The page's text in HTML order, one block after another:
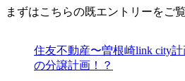
まずはこちらの既エントリーをご
住友不動産〜曽根崎link city
の分譲計画！？